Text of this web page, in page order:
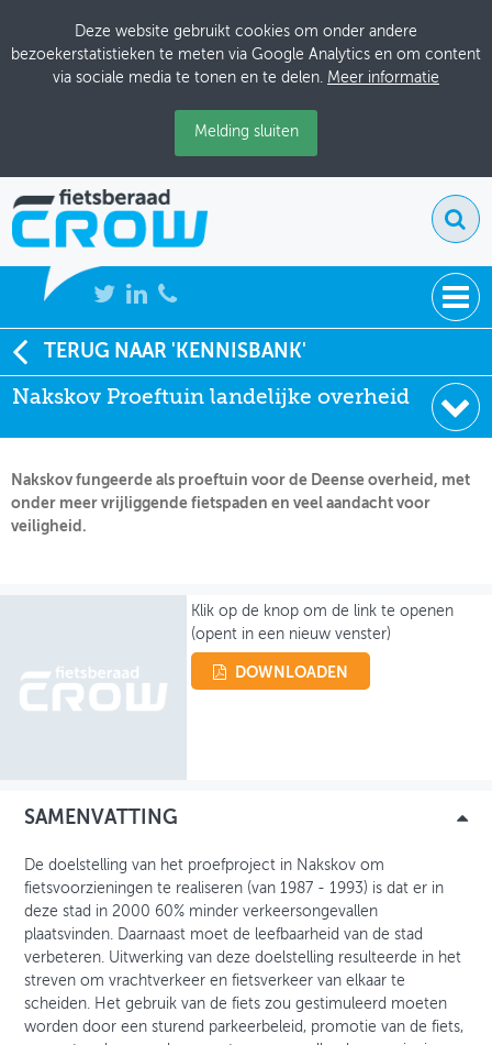
Deze website gebruikt cookies om onder andere
bezoekerstatistieken te meten via Google Analytics en om content
via sociale media te tonen en te delen. Meer informatie
Melding sluiten
NIEUWS
BIJEENKOMSTEN
KENNISBANK
ADRESSENBOEK
OVER FIETSBERAAD
GEBRUIKER
TERUG NAAR 'KENNISBANK'
Nakskov Proeftuin landelijke overheid
Soort:
Artikelen Tijdschriften
Uitgever:
Ruimte voor de fiets
Nakskov fungeerde als proeftuin voor de Deense overheid, met
onder meer vrijliggende fietspaden en veel aandacht voor
veiligheid.
Klik op de knop om de link te openen
(opent in een nieuw venster)
DOWNLOADEN
SAMENVATTING
De doelstelling van het proefproject in Nakskov om
fietsvoorzieningen te realiseren (van 1987 - 1993) is dat er in
deze stad in 2000 60% minder verkeersongevallen
plaatsvinden. Daarnaast moet de leefbaarheid van de stad
verbeteren. Uitwerking van deze doelstelling resulteerde in het
streven om vrachtverkeer en fietsverkeer van elkaar te
scheiden. Het gebruik van de fiets zou gestimuleerd moeten
worden door een sturend parkeerbeleid, promotie van de fiets,